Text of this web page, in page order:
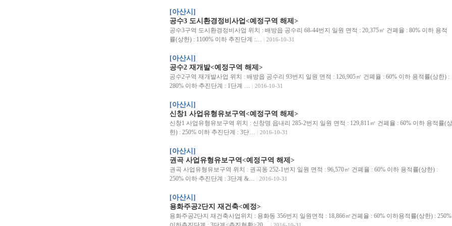
[아산시]
공수3 도시환경정비사업<예정구역 해제>
공수3구역 도시환경정비사업 위치 : 배방읍 공수리 68-44번지 일원 면적 : 20,375㎡ 건폐율 : 80% 이하 용적
률(상한) : 1100% 이하 추진단계 :…
2016-10-31
[아산시]
공수2 재개발<예정구역 해제>
공수2구역 재개발사업 위치 : 배방읍 공수리 93번지 일원 면적 : 126,905㎡ 건폐율 : 60% 이하 용적률(상한) :
280% 이하 추진단계 : 1단계 …
2016-10-31
[아산시]
신창1 사업유형유보구역<예정구역 해제>
신창1 사업유형유보구역 위치 : 신창명 읍내리 285-2번지 일원 면적 : 129,811㎡ 건폐율 : 60% 이하 용적률(상
한) : 250% 이하 추진단계 : 3단…
2016-10-31
[아산시]
권곡 사업유형유보구역<예정구역 해제>
권곡 사업유형유보구역 위치 : 권곡동 252-1번지 일원 면적 : 96,570㎡ 건폐율 : 60% 이하 용적률(상한) :
250% 이하 추진단계 : 3단계 &…
2016-10-31
[아산시]
용화주공2단지 재건축<예정>
용화주공2단지 재건축사업위치 : 용화동 356번지 일원면적 : 18,866㎡건폐율 : 60% 이하용적률(상한) : 250%